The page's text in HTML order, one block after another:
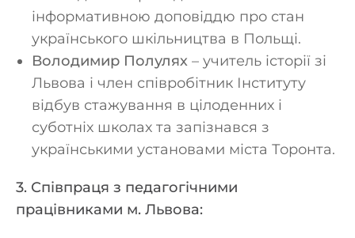
інформативною доповіддю про стан
українського шкільництва в Польщі.
Володимир Полулях – учитель історії зі
Львова і член співробітник Інституту
відбув стажування в цілоденних і
суботніх школах та запізнався з
українськими установами міста Торонта.
3. Співпраця з педагогічними
працівниками м. Львова: